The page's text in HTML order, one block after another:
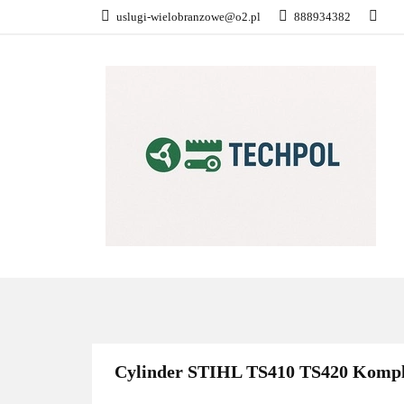
uslugi-wielobranzowe@o2.pl 888934382
Cylinder STIHL TS410 TS420